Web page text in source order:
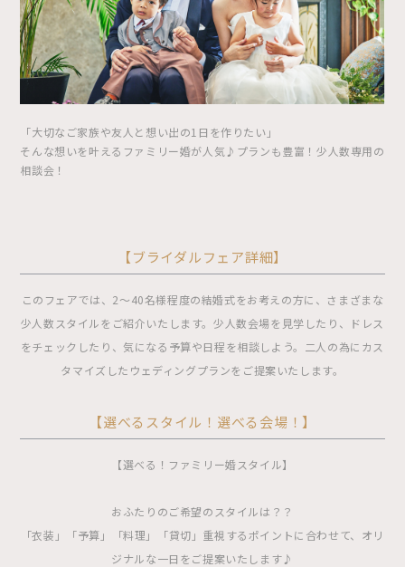
「大切なご家族や友人と想い出の1日を作りたい」
そんな想いを叶えるファミリー婚が人気♪プランも豊富！少人数専用の
相談会！
【ブライダルフェア詳細】
このフェアでは、2〜40名様程度の結婚式をお考えの方に、さまざまな
少人数スタイルをご紹介いたします。少人数会場を見学したり、ドレス
をチェックしたり、気になる予算や日程を相談しよう。二人の為にカス
タマイズしたウェディングプランをご提案いたします。
【選べるスタイル！選べる会場！】
【選べる！ファミリー婚スタイル】
おふたりのご希望のスタイルは？？
「衣装」「予算」「料理」「貸切」重視するポイントに合わせて、オリ
ジナルな一日をご提案いたします♪